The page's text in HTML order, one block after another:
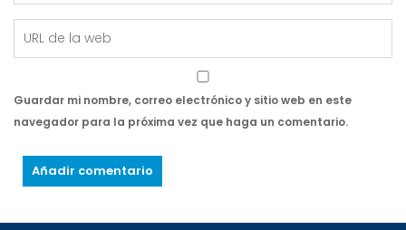
Guardar mi nombre, correo electrónico y sitio web en este
navegador para la próxima vez que haga un comentario.